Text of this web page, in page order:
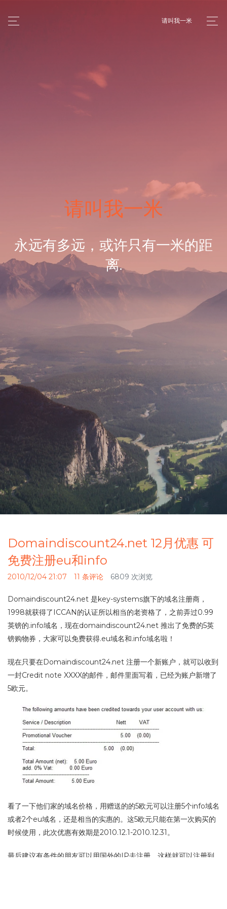
请叫我一米
请叫我一米
永远有多远，或许只有一米的距
离.
Domaindiscount24.net 12月优惠 可
免费注册eu和info
2010/12/04 21:07 11 条评论 6809 次浏览
Domaindiscount24.net 是key-systems旗下的域名注册商，
1998就获得了ICCAN的认证所以相当的老资格了，之前弄过0.99
英镑的.info域名，现在domaindiscount24.net 推出了免费的5英
镑购物券，大家可以免费获得.eu域名和.info域名啦！
现在只要在Domaindiscount24.net 注册一个新账户，就可以收到
一封Credit note XXXX的邮件，邮件里面写着，已经为账户新增了
5欧元。
看了一下他们家的域名价格，用赠送的的5欧元可以注册5个info域名
或者2个eu域名，还是相当的实惠的。这5欧元只能在第一次购买的
时候使用，此次优惠有效期是2010.12.1-2010.12.31。
最后建议有条件的朋友可以用国外的IP去注册，这样就可以注册到